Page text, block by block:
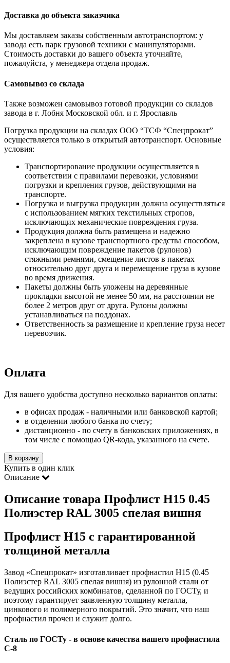
Доставка до объекта заказчика
Мы доставляем заказы собственным автотранспортом: у
завода есть парк грузовой техники с манипуляторами.
Стоимость доставки до вашего объекта уточняйте,
пожалуйста, у менеджера отдела продаж.
Самовывоз со склада
Также возможен самовывоз готовой продукции со складов
завода в г. Лобня Московской обл. и г. Ярославль
Погрузка продукции на складах ООО “ТСФ “Спецпрокат”
осуществляется только в открытый автотранспорт. Основные
условия:
Транспортирование продукции осуществляется в
соответствии с правилами перевозки, условиями
погрузки и крепления грузов, действующими на
транспорте.
Погрузка и выгрузка продукции должна осуществляться
с использованием мягких текстильных стропов,
исключающих механические повреждения груза.
Продукция должна быть размещена и надежно
закреплена в кузове транспортного средства способом,
исключающим повреждение пакетов (рулонов)
стяжными ремнями, смещение листов в пакетах
относительно друг друга и перемещение груза в кузове
во время движения.
Пакеты должны быть уложены на деревянные
прокладки высотой не менее 50 мм, на расстоянии не
более 2 метров друг от друга. Рулоны должны
устанавливаться на поддонах.
Ответственность за размещение и крепление груза несет
перевозчик.
Оплата
Для вашего удобства доступно несколько вариантов оплаты:
в офисах продаж - наличными или банковской картой;
в отделении любого банка по счету;
дистанционно - по счету в банковских приложениях, в
том числе с помощью QR-кода, указанного на счете.
В корзину
Купить в один клик
Описание
Описание товара Профлист Н15 0.45
Полиэстер RAL 3005 спелая вишня
Профлист Н15 с гарантированной
толщиной металла
Завод «Спецпрокат» изготавливает профнастил Н15 (0.45
Полиэстер RAL 3005 спелая вишня) из рулонной стали от
ведущих российских комбинатов, сделанной по ГОСТу, и
поэтому гарантирует заявленную толщину металла,
цинкового и полимерного покрытий. Это значит, что наш
профнастил прочен и служит долго.
Сталь по ГОСТу - в основе качества нашего профнастила
C-8